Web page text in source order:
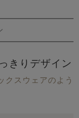
きりデザイン
クスウェアのよう